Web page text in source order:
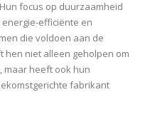
focus op duurzaamheid
efficiënte en
die voldoen aan de
hen niet alleen geholpen om
maar heeft ook hun
fabrikant